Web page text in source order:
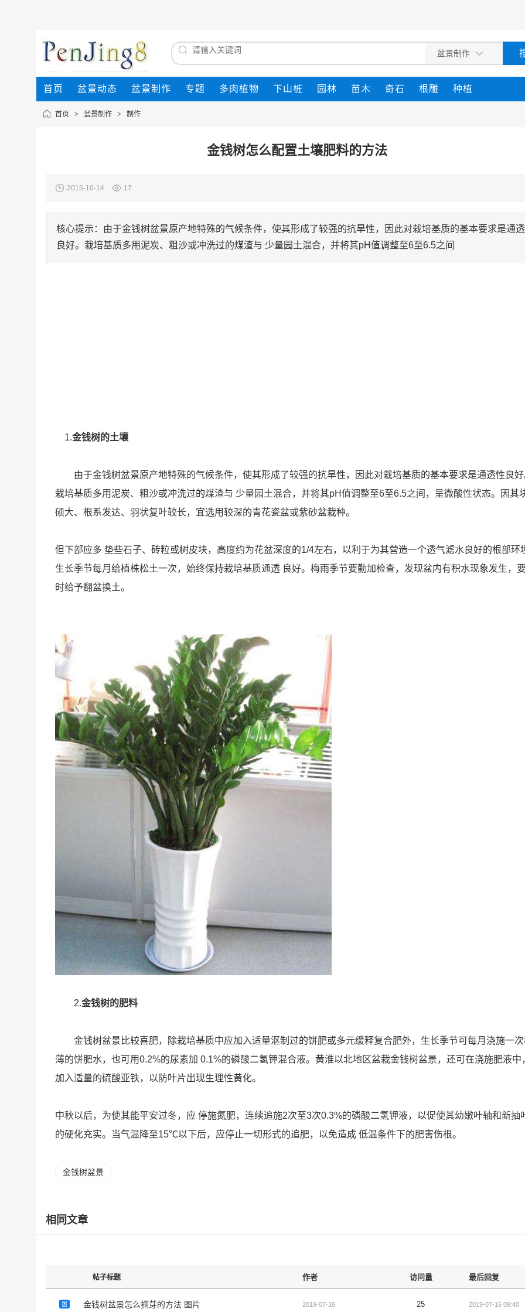
首页 盆景动态 盆景制作 专题 多肉植物 下山桩 园林 苗木 奇石 根雕 种植
首页 > 盆景制作 > 制作
金钱树怎么配置土壤肥料的方法
2015-10-14 17
核心提示：由于金钱树盆景原产地特殊的气候条件，使其形成了较强的抗旱性，因此对栽培基质的基本要求是通
良好。栽培基质多用泥炭、粗沙或冲洗过的煤渣与 少量园土混合，并将其pH值调整至6至6.5之间
1.金钱树的土壤
由于金钱树盆景原产地特殊的气候条件，使其形成了较强的抗旱性，因此对栽培基质的基本要求是通透性良
栽培基质多用泥炭、粗沙或冲洗过的煤渣与 少量园土混合，并将其pH值调整至6至6.5之间，呈微酸性状态。因其
硕大、根系发达、羽状复叶较长，宜选用较深的青花瓷盆或紫砂盆栽种。
但下部应多 垫些石子、砖粒或树皮块，高度约为花盆深度的1/4左右，以利于为其营造一个透气滤水良好的根部环
生长季节每月给植株松土一次，始终保持栽培基质通透 良好。梅雨季节要勤加检查，发现盆内有积水现象发生，
时给予翻盆换土。
2.金钱树的肥料
金钱树盆景比较喜肥，除栽培基质中应加入适量沤制过的饼肥或多元缓释复合肥外，生长季节可每月浇施一
薄的饼肥水，也可用0.2%的尿素加 0.1%的磷酸二氢钾混合液。黄淮以北地区盆栽金钱树盆景，还可在浇施肥液中
加入适量的硫酸亚铁，以防叶片出现生理性黄化。
中秋以后，为使其能平安过冬，应 停施氮肥，连续追施2次至3次0.3%的磷酸二氢钾液，以促使其幼嫩叶轴和新抽
的硬化充实。当气温降至15℃以下后，应停止一切形式的追肥，以免造成 低温条件下的肥害伤根。
金钱树盆景
相同文章
帖子标题 作者 访问量 最后回复
图 金钱树盆景怎么摘芽的方法 图片 2019-07-16 25 2019-07-16 09:40